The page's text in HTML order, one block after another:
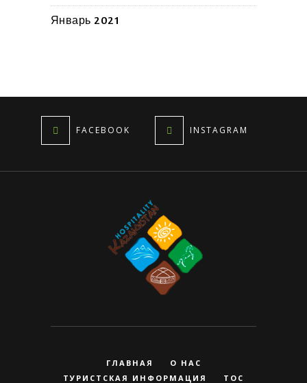
Январь 2021
FACEBOOK INSTAGRAM
ГЛАВНАЯ
О НАС
ТУРИСТСКАЯ ИНФОРМАЦИЯ
ТОС